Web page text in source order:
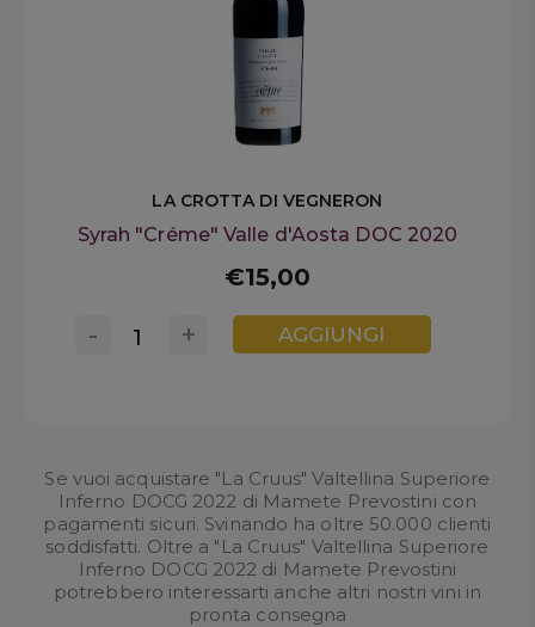
LA CROTTA DI VEGNERON
Syrah "Créme" Valle d'Aosta DOC 2020
€15,00
+
- AGGIUNGI
Se vuoi acquistare "La Cruus" Valtellina Superiore
Inferno DOCG 2022 di Mamete Prevostini con
pagamenti sicuri. Svinando ha oltre 50.000 clienti
soddisfatti. Oltre a "La Cruus" Valtellina Superiore
Inferno DOCG 2022 di Mamete Prevostini
potrebbero interessarti anche altri nostrivini in
pronta consegna